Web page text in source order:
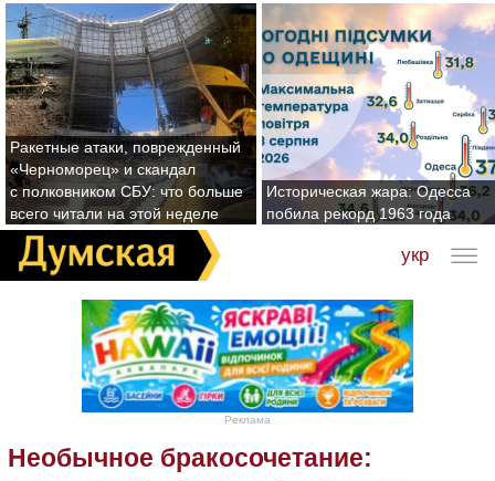
Ракетные атаки, поврежденный
«Черноморец» и скандал
с полковником СБУ: что больше
всего читали на этой неделе
Историческая жара: Одесса
побила рекорд 1963 года
укр
Реклама
Необычное бракосочетание: